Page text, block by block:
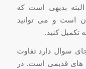
بدیهی است که
است و می توانید
تکمیل کنید.
سوال دارد تفاوت
های قدیمی است. در